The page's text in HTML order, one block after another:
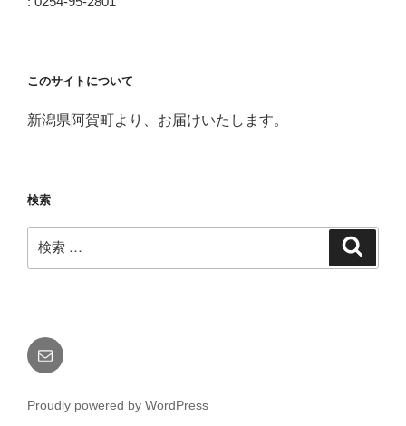
このサイトについて
新潟県阿賀町より、お届けいたします。
検索
検
索:
メ
ー
Proudly powered by WordPress